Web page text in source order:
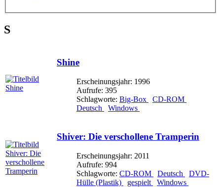
S
Shine
Erscheinungsjahr: 1996
Aufrufe: 395
Schlagworte: Big-Box
CD-ROM
Deutsch
Windows
Shiver: Die verschollene Tramperin
Erscheinungsjahr: 2011
Aufrufe: 994
Schlagworte: CD-ROM Deutsch
DVD-
Hülle (Plastik)
gespielt Windows